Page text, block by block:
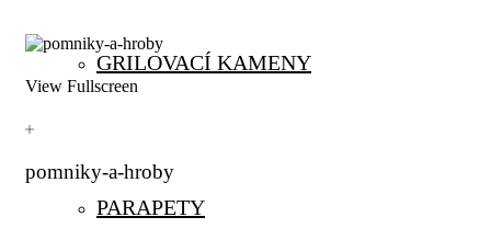
GRILOVACÍ KAMENY
PARAPETY
View Fullscreen
pomniky-a-hroby